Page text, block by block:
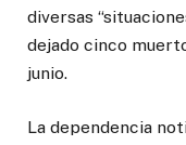
diversas
dejado cinco
junio.
La dependencia